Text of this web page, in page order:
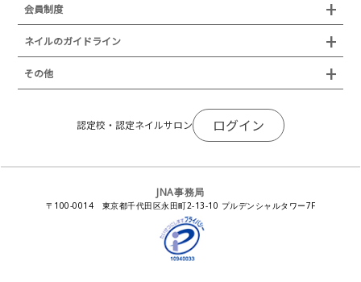
45
（3023）
叙勲・褒章・受賞・表彰
通常総会について
ネイリスト技能検定試験（JNEC主催）
JNAネイリスト技能検定国際試験
JNAネイリストキャリアパス講習会
JNAオフィシャル教材
認定校
ネイルエキスポ
ネイルオブザイヤー
全日本ネイリスト選手権・地区大会
11月ネイル月間
セミナー
セミナー
JNAスーパーライブ
JNAネイルサロン等化学物質管理講習会
ネイルトレンド
ネイルトレンド
トレンドプロジェクトメンバー
会員制度
会員制度
法人会員
ネイルのガイドライン
新型コロナ感染症関連
コンプライアンス／法令遵守
EUにおけるTPO成分を含む化粧品の市場提供禁止について
景品表示法に基づく措置命令について
その他
サポートネイルサロン制度
教材・書籍・刊行物
認定校・認定ネイルサロン ログイン
JNA事務局
〒100-0014 東京都千代田区永田町2-13-10 プルデンシャルタワー7F